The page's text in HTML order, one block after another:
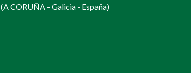
(A CORUÑA - Galicia - España)